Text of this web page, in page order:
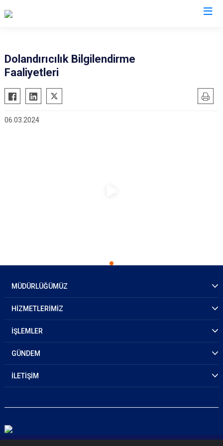
Dolandırıcılık Bilgilendirme
Faaliyetleri
06.03.2024
MÜDÜRLÜĞÜMÜZ
HİZMETLERİMİZ
İŞLEMLER
GÜNDEM
İLETİŞİM